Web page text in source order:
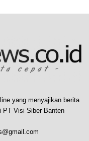
yang menyajikan berita
PT Visi Siber Banten